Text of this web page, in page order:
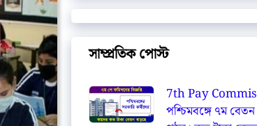
সাম্প্রতিক পোস্ট
7th Pay
পশ্চিমবঙ্গে ৭ম